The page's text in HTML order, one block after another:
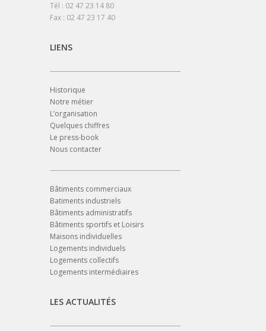
Tél : 02 47 23 14 80
Fax : 02 47 23 17 40
LIENS
Historique
Notre métier
L’organisation
Quelques chiffres
Le press-book
Nous contacter
Bâtiments commerciaux
Batiments industriels
Bâtiments administratifs
Bâtiments sportifs et Loisirs
Maisons individuelles
Logements individuels
Logements collectifs
Logements intermédiaires
LES ACTUALITÉS